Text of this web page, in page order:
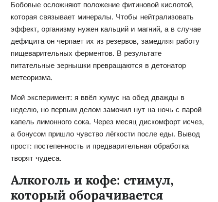
Бобовые осложняют положение фитиновой кислотой,
которая связывает минералы. Чтобы нейтрализовать
эффект, организму нужен кальций и магний, а в случае
дефицита он черпает их из резервов, замедляя работу
пищеварительных ферментов. В результате
питательные зернышки превращаются в детонатор
метеоризма.
Мой эксперимент: я ввёл хумус на обед дважды в
неделю, но первым делом замочил нут на ночь с парой
капель лимонного сока. Через месяц дискомфорт исчез,
а бонусом пришло чувство лёгкости после еды. Вывод
прост: постепенность и предварительная обработка
творят чудеса.
Алкоголь и кофе: стимул,
который оборачивается